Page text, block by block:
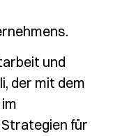
und
der mit dem
für